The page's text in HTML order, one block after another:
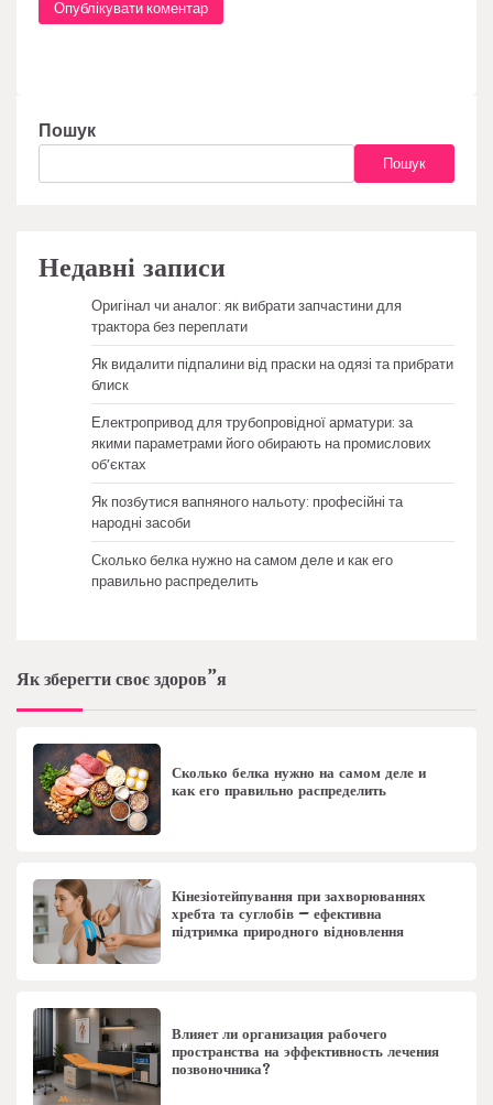
Пошук
Пошук
Недавні записи
Оригінал чи аналог: як вибрати запчастини для
трактора без переплати
Як видалити підпалини від праски на одязі та прибрати
блиск
Електропривод для трубопровідної арматури: за
якими параметрами його обирають на промислових
об’єктах
Як позбутися вапняного нальоту: професійні та
народні засоби
Сколько белка нужно на самом деле и как его
правильно распределить
Як зберегти своє здоров”я
Сколько белка нужно на самом деле и
как его правильно распределить
Кінезіотейпування при захворюваннях
хребта та суглобів – ефективна
підтримка природного відновлення
Влияет ли организация рабочего
пространства на эффективность лечения
позвоночника?